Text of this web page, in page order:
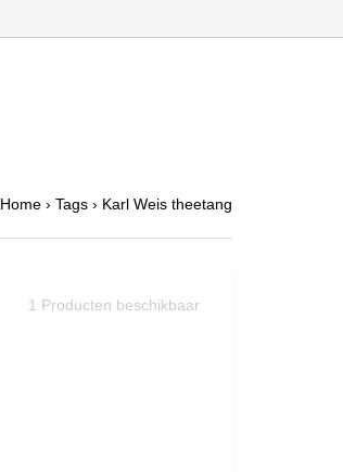
Home › Tags › Karl Weis theetang
1 Producten beschikbaar